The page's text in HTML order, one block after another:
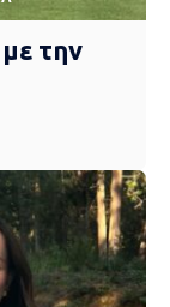
την